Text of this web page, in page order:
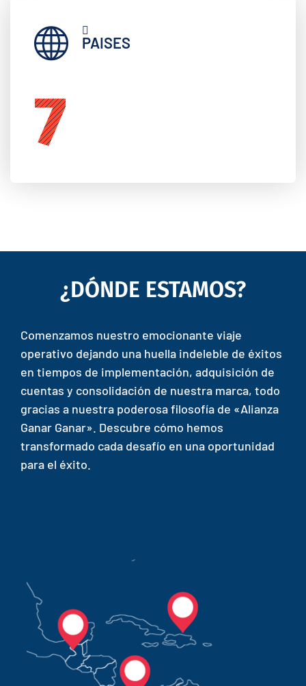
PAISES
10
¿DÓNDE ESTAMOS?
Comenzamos nuestro emocionante viaje
operativo dejando una huella indeleble de éxitos
en tiempos de implementación, adquisición de
cuentas y consolidación de nuestra marca, todo
gracias a nuestra poderosa filosofía de «Alianza
Ganar Ganar». Descubre cómo hemos
transformado cada desafío en una oportunidad
para el éxito.